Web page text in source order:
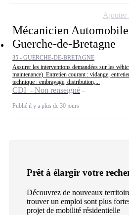
Mécanicien
Guerche-de-Bretagne
35 - GUERCHE-DE-BRETAGNE
Assurer les interventions demandées sur les
maintenance) Entretien courant : vidange,
technique : embrayage, distribution,...
CDI - Non renseigné
Publié il y a plus de 30 jours
Ajouter
Prêt à élargir votre
Découvrez de nouveaux
trouver un emploi sont plus
projet de mobilité résidentielle